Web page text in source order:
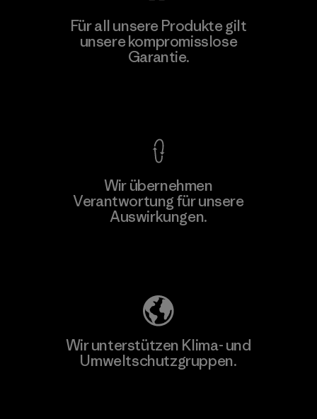
Pettenati
Material-supplier
Für all unsere Produkte gilt
unsere kompromisslose
Garantie.
Wir übernehmen
Verantwortung für unsere
Auswirkungen.
Wir unterstützen Klima- und
Umweltschutzgruppen.